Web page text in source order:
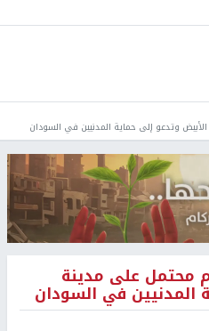
وتدعو إلى حماية المدنيين في السودان
محتمل على مدينة
المدنيين في السودان